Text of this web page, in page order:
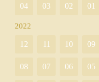
04 03 02 01
2022
12 11 10 09
08 07 06 05